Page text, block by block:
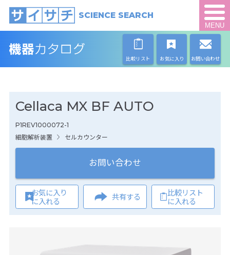
SCIENCE SEARCH
MENU
比較リスト お気に入り お問い合わせ
Cellaca MX BF AUTO
P1REV1000072-1
細胞解析装置
セルカウンター
お問い合わせ
お気に入り
に入れる
共有する
比較リスト
に入れる